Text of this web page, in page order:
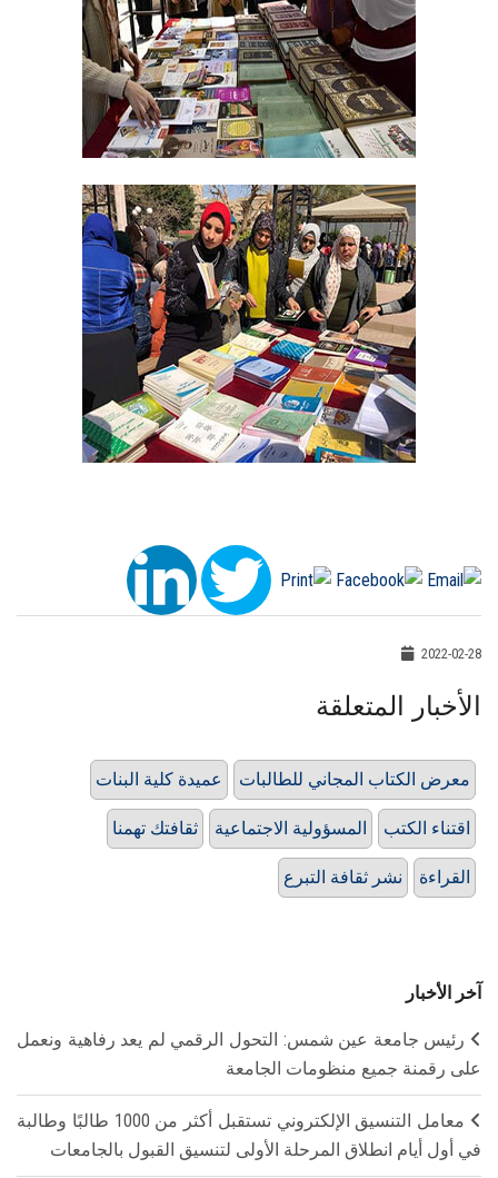
2022-02-28
الأخبار المتعلقة
عميدة كلية البنات معرض الكتاب المجاني للطالبات
ثقافتك تهمنا المسؤولية الاجتماعية اقتناء الكتب
نشر ثقافة التبرع القراءة
آخر الأخبار
رئيس جامعة عين شمس: التحول الرقمي لم يعد رفاهية ونعمل
على رقمنة جميع منظومات الجامعة
معامل التنسيق الإلكتروني تستقبل أكثر من 1000 طالبًا وطالبة
في أول أيام انطلاق المرحلة الأولى لتنسيق القبول بالجامعات